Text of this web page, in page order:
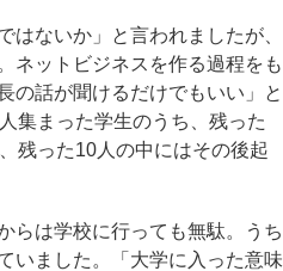
ないか」と言われましたが、
ネットビジネスを作る過程をも
の話が聞けるだけでもいい」と
集まった学生のうち、残った
残った10人の中にはその後起
らは学校に行っても無駄。うち
いました。「大学に入った意味